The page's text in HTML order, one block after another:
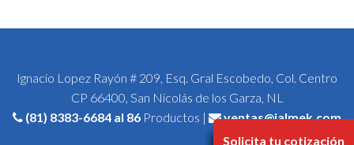
Solicita tu cotización
Ignacio Lopez Rayón # 209, Esq. Gral Escobedo, Col. Centro
CP 66400, San Nicolás de los Garza, NL
(81) 8383-6684 al 86 Productos | ventas@jalmek.com